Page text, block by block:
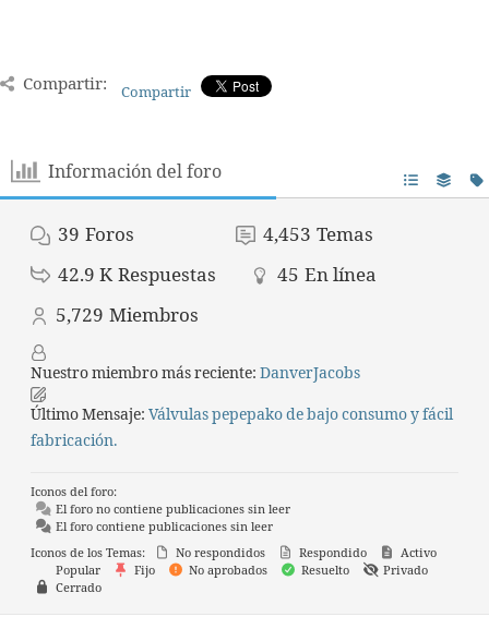
Compartir: Compartir
Información del foro
39 Foros 4,453 Temas
42.9 K Respuestas 45 En línea
5,729 Miembros
Nuestro miembro más reciente: DanverJacobs
Último Mensaje: Válvulas pepepako de bajo consumo y fácil
fabricación.
Iconos del foro:
El foro no contiene publicaciones sin leer
El foro contiene publicaciones sin leer
Iconos de los Temas:
No respondidos Respondido
Activo
Popular
Fijo No aprobados Resuelto
Privado
Cerrado